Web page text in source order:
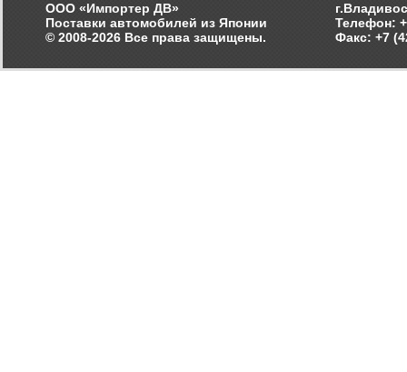
ООО «Импортер ДВ»
Поставки автомобилей из Японии
© 2008-2026 Все права защищены.
Телефон:
Факс: +7